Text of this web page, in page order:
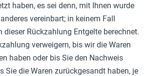
haben, es sei denn, mit Ihnen wurde
vereinbart; in keinem Fall
dieser Rückzahlung Entgelte berechnet.
verweigern, bis wir die Waren
haben oder bis Sie den Nachweis
Sie die Waren zurückgesandt haben, je